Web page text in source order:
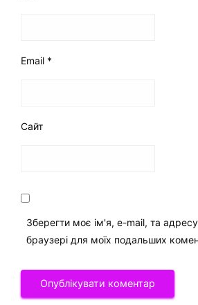
Email *
Сайт
Зберегти моє ім'я, e-mail, та
браузері для моїх подальших